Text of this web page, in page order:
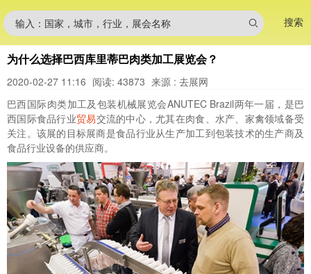
输入：国家，城市，行业，展会名称 搜索
为什么选择巴西库里蒂巴肉类加工展览会？
2020-02-27 11:16 阅读: 43873 来源 : 去展网
巴西国际肉类加工及包装机械展览会ANUTEC Brazil两年一届，是巴
西国际食品行业贸易交流的中心，尤其在肉食、水产、家禽领域备受
关注。该展的目标展商是食品行业从生产加工到包装技术的生产商及
食品行业设备的供应商。